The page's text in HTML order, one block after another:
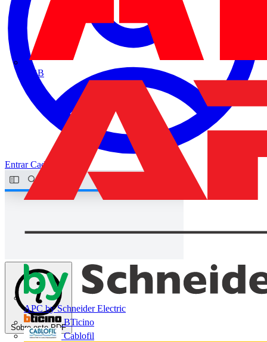
ABB
APC by Schneider Electric
BTicino
Cablofil
EntrarCadastrar
Sobre este PDF